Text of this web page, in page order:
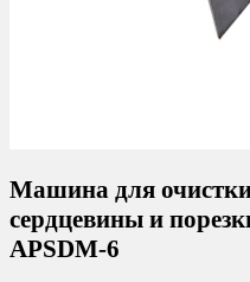
Машина для
сердцевины и
APSDM-6